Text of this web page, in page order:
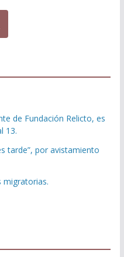
de Fundación Relicto, es
13.
tarde”, por avistamiento
migratorias.